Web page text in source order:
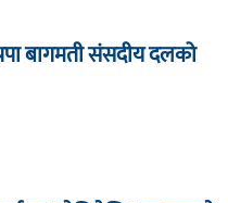
बागमती संसदीय दलको